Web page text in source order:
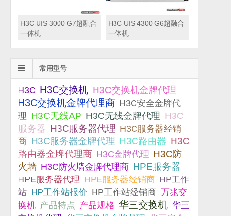
H3C UIS 3000 G7超融合
一体机
H3C UIS 4300 G6超融合
一体机
常用型号
H3C H3C交换机 H3C交换机金牌代理
H3C交换机金牌代理商 H3C安全金牌代
理 H3C无线AP H3C无线金牌代理 H3C
服务器 H3C服务器代理 H3C服务器经销
商 H3C服务器金牌代理 H3C路由器 H3C
路由器金牌代理商 H3C金牌代理 H3C防
火墙 H3C防火墙金牌代理商 HPE服务器
HPE服务器代理 HPE服务器经销商 HP工作
站 HP工作站报价 HP工作站经销商 万兆交
换机 产品特点 产品规格 华三交换机 华三